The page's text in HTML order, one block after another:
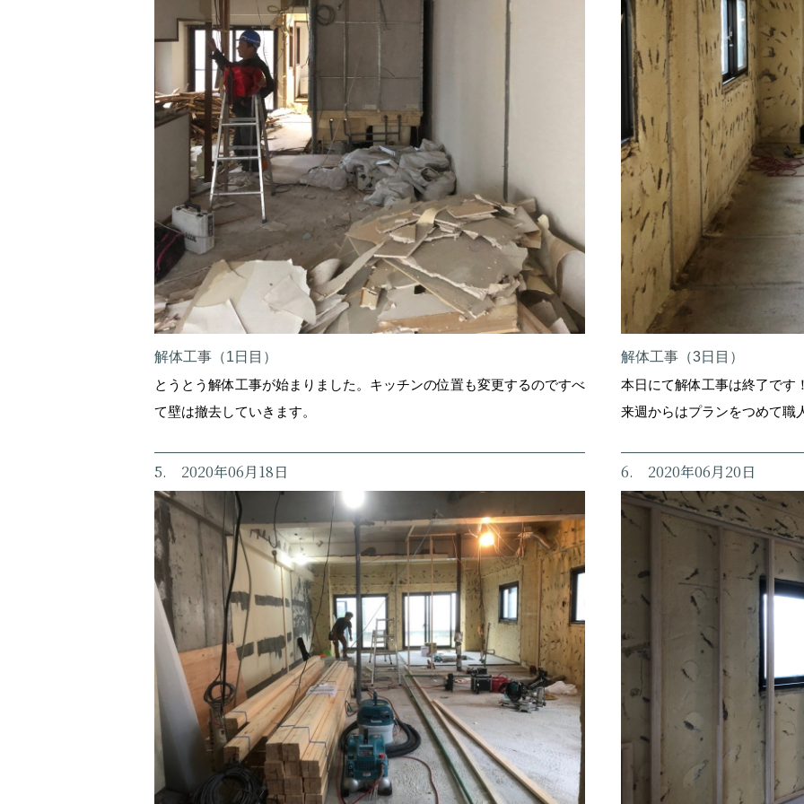
解体工事（1日目）
とうとう解体工事が始まりました。キッチンの位置も変更するのですべ
て壁は撤去していきます。
解体工事（3日目）
本日にて解体工事は終了です
来週からはプランをつめて職
5. 2020年06月18日 6. 2020年06月20日